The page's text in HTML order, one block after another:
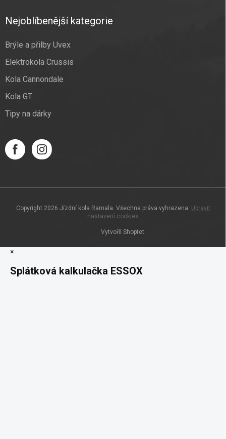
Nejoblíbenější kategorie
Brýle a přilby Uvex
Elektrokola Crussis
Kola Cannondale
Kola GT
Tipy na dárky
Vytvořil Shoptet
Copyright 2026 Jízdní kola Ramala. Všechna práva vyhrazena. Upravit
nastavení cookies
×
Splátková kalkulačka ESSOX